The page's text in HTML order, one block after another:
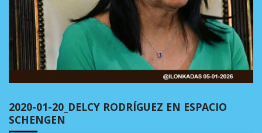
2020-01-20_DELCY RODRÍGUEZ EN ESPACIO
SCHENGEN